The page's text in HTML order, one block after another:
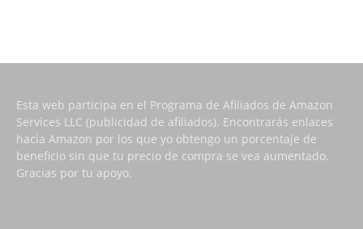
Esta web participa en el Programa de Afiliados de Amazon
Services LLC (publicidad de afiliados). Encontrarás enlaces
hacia Amazon por los que yo obtengo un porcentaje de
beneficio sin que tu precio de compra se vea aumentado.
Gracias por tu apoyo.